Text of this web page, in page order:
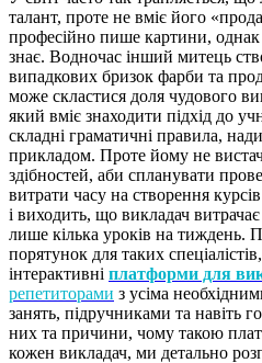
талант, проте не вміє його
професійно пише картини,
знає. Водночас інший митець
випадкових бризок фарби та
може скластися доля чудового
який вміє знаходити підхід до
складні граматичні правила,
прикладом. Проте йому не
здібностей, аби спланувати
витрати часу на створення
і виходить, що викладач
лише кілька уроків на тиждень.
порятунок для таких
інтерактивні платформи для
репетиторами з усіма
занять, підручниками та навіть
них та причини, чому такою
кожен викладач, ми детально